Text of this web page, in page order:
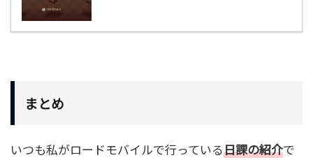
まとめ
いつも私がロードモバイルで行っている日課の紹介で